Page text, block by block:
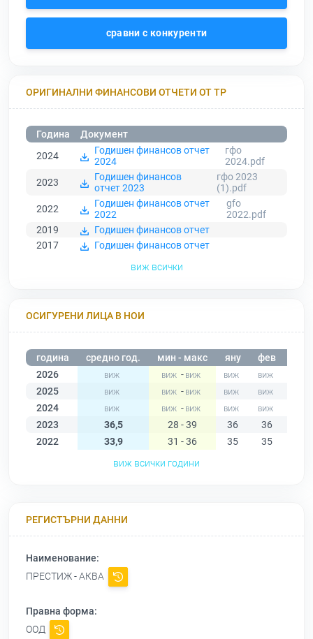
сравни с конкуренти
ОРИГИНАЛНИ ФИНАНСОВИ ОТЧЕТИ ОТ ТР
Година
Документ
2024
Годишен финансов отчет
2024
гфо
2024.pdf
2023
Годишен финансов
отчет 2023
гфо 2023
(1).pdf
2022
Годишен финансов отчет
2022
gfo
2022.pdf
2019
Годишен финансов отчет
2017
Годишен финансов отчет
виж всички
ОСИГУРЕНИ ЛИЦА В НОИ
година средно год. мин - макс яну фев
2026
-
2025
-
2024
-
2023
36,5 28 - 39 36 36
2022
33,9 31 - 36 35 35
виж всички години
РЕГИСТЪРНИ ДАННИ
Наименование:
ПРЕСТИЖ - АКВА
Правна форма:
ООД